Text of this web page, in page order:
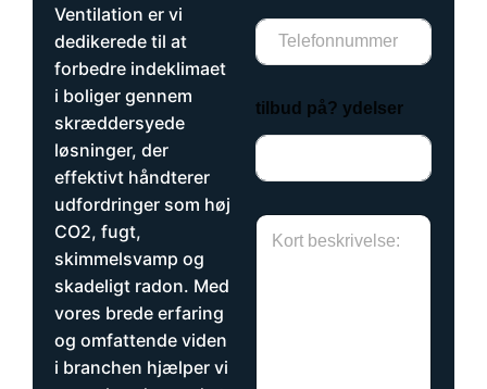
Ventilation er vi
dedikerede til at
forbedre indeklimaet
i boliger gennem
skræddersyede
løsninger, der
effektivt håndterer
udfordringer som høj
CO2, fugt,
skimmelsvamp og
skadeligt radon. Med
vores brede erfaring
og omfattende viden
i branchen hjælper vi
l
*
T
f
o
n
m
tilbud på? ydelser
H